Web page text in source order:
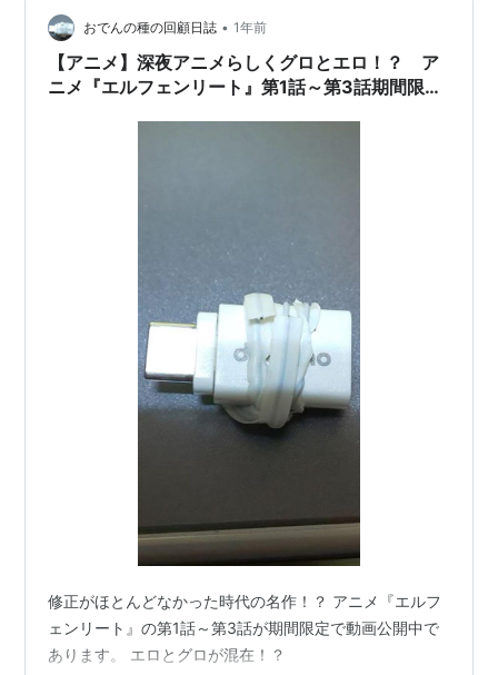
音楽：小西香葉・近藤由紀夫
音楽制作：VAP
プロデューサー：田村学(VAP) 森尻和明
にゅう / ルーシー：小林沙苗
コウタ：鈴木千尋
ユカ：能登麻美子
蔵間：細井治
蔵間の妻：神田朱未
蔵間マリコ(35番)：川上とも子
坂東：中田譲治
白河 / コウタ(少年)：生天目仁美
おでんの種の回顧日誌 • 1年前
【アニメ】深夜アニメらしくグロとエロ！？ ア
ニメ『エルフェンリート』第1話～第3話期間限定
修正がほとんどなかった時代の名作！？ アニメ『エルフ
ェンリート』の第1話～第3話が期間限定で動画公開中で
あります。 エロとグロが混在！？